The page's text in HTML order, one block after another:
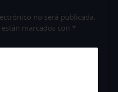
no será publicada.
marcados con *